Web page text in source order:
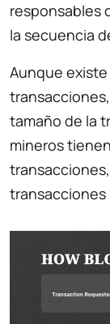
responsables
la secuencia
Aunque
tamaño de la
mineros
transacciones